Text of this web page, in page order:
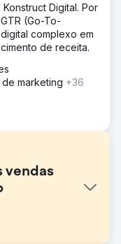
Digital. Por
(Go-To-
complexo em
de receita.
marketing +36
vendas